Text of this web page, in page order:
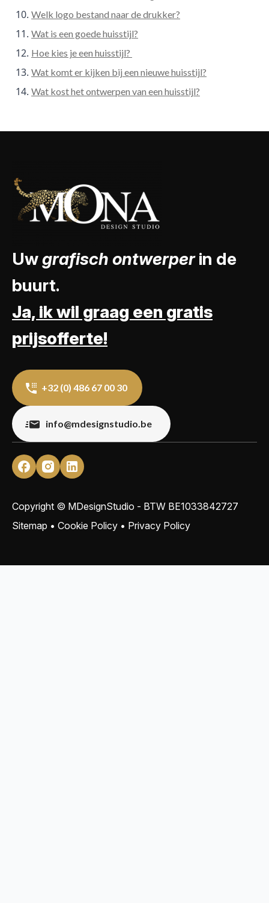
Welk logo bestand naar de drukker?
Wat is een goede huisstijl?
Hoe kies je een huisstijl?
Wat komt er kijken bij een nieuwe huisstijl?
Wat kost het ontwerpen van een huisstijl?
Uwgrafisch ontwerperin de
buurt.
Ja, ik wil graag een gratis
prijsofferte!
+32 (0) 486 67 00 30
info@mdesignstudio.be
Copyright © MDesignStudio - BTW BE1033842727
Sitemap • Cookie Policy • Privacy Policy